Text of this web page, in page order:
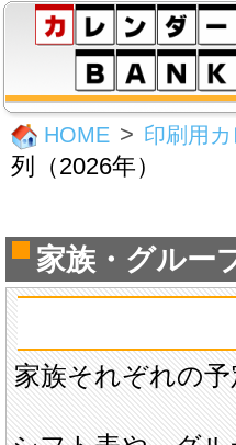
HOME 印刷用
列（2026年）
家族・グルー
家族それぞれの